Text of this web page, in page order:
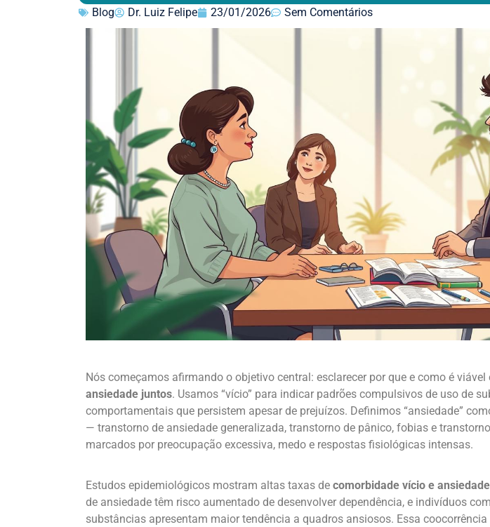
Blog Dr. Luiz Felipe 23/01/2026 Sem Comentários
Nós começamos afirmando o objetivo central: esclarecer por que e como é viável
ansiedade juntos. Usamos “vício” para indicar padrões compulsivos de uso de
comportamentais que persistem apesar de prejuízos. Definimos “ansiedade”
— transtorno de ansiedade generalizada, transtorno de pânico, fobias e
marcados por preocupação excessiva, medo e respostas fisiológicas intensas.
Estudos epidemiológicos mostram altas taxas de comorbidade vício e ansiedade
de ansiedade têm risco aumentado de desenvolver dependência, e indivíduos
substâncias apresentam maior tendência a quadros ansiosos. Essa